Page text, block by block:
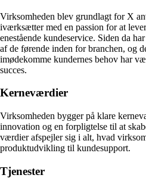
Virksomheden blev grundlagt for X
iværksætter med en passion for at
enestående kundeservice. Siden da
af de førende inden for branchen, og
imødekomme kundernes behov har
succes.
Kerneværdier
Virksomheden bygger på klare
innovation og en forpligtelse til at
værdier afspejler sig i alt, hvad
produktudvikling til kundesupport.
Tjenester